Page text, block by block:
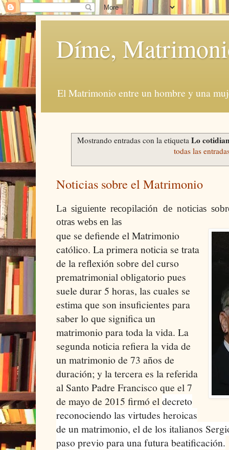
Díme,
El Matrimonio entre un hombre y una
Mostrando entradas con la etiqueta Lo
todas las
Noticias sobre el Matrimonio
La siguiente recopilación de noticias
otras webs en las
que se defiende el Matrimonio
católico. La primera noticia se trata
de la reflexión sobre del curso
prematrimonial obligatorio pues
suele durar 5 horas, las cuales se
estima que son insuficientes para
saber lo que significa un
matrimonio para todala vida. La
segunda noticia refiera la vida de
un matrimonio de 73 años de
duración; y la tercera es la referida
al Santo Padre Francisco que el 7
de mayo de 2015 firmó eldecreto
reconociendo las virtudes heroicas
de un matrimonio, el de los italianos
paso previo para una futura beatificación.